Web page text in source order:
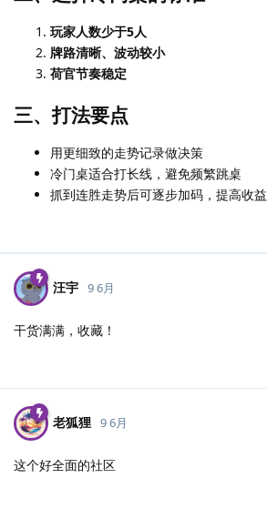
玩家人数少于5人
牌路清晰、波动较小
荷官节奏稳定
三、打法要点
用更细致的走势记录做决策
冷门桌适合打长线，避免频繁跳桌
抓到连胜走势后可逐步加码，提高收益
汪宇 9 6月
干货满满，收藏！
老狐狸 9 6月
这个好全面的社区